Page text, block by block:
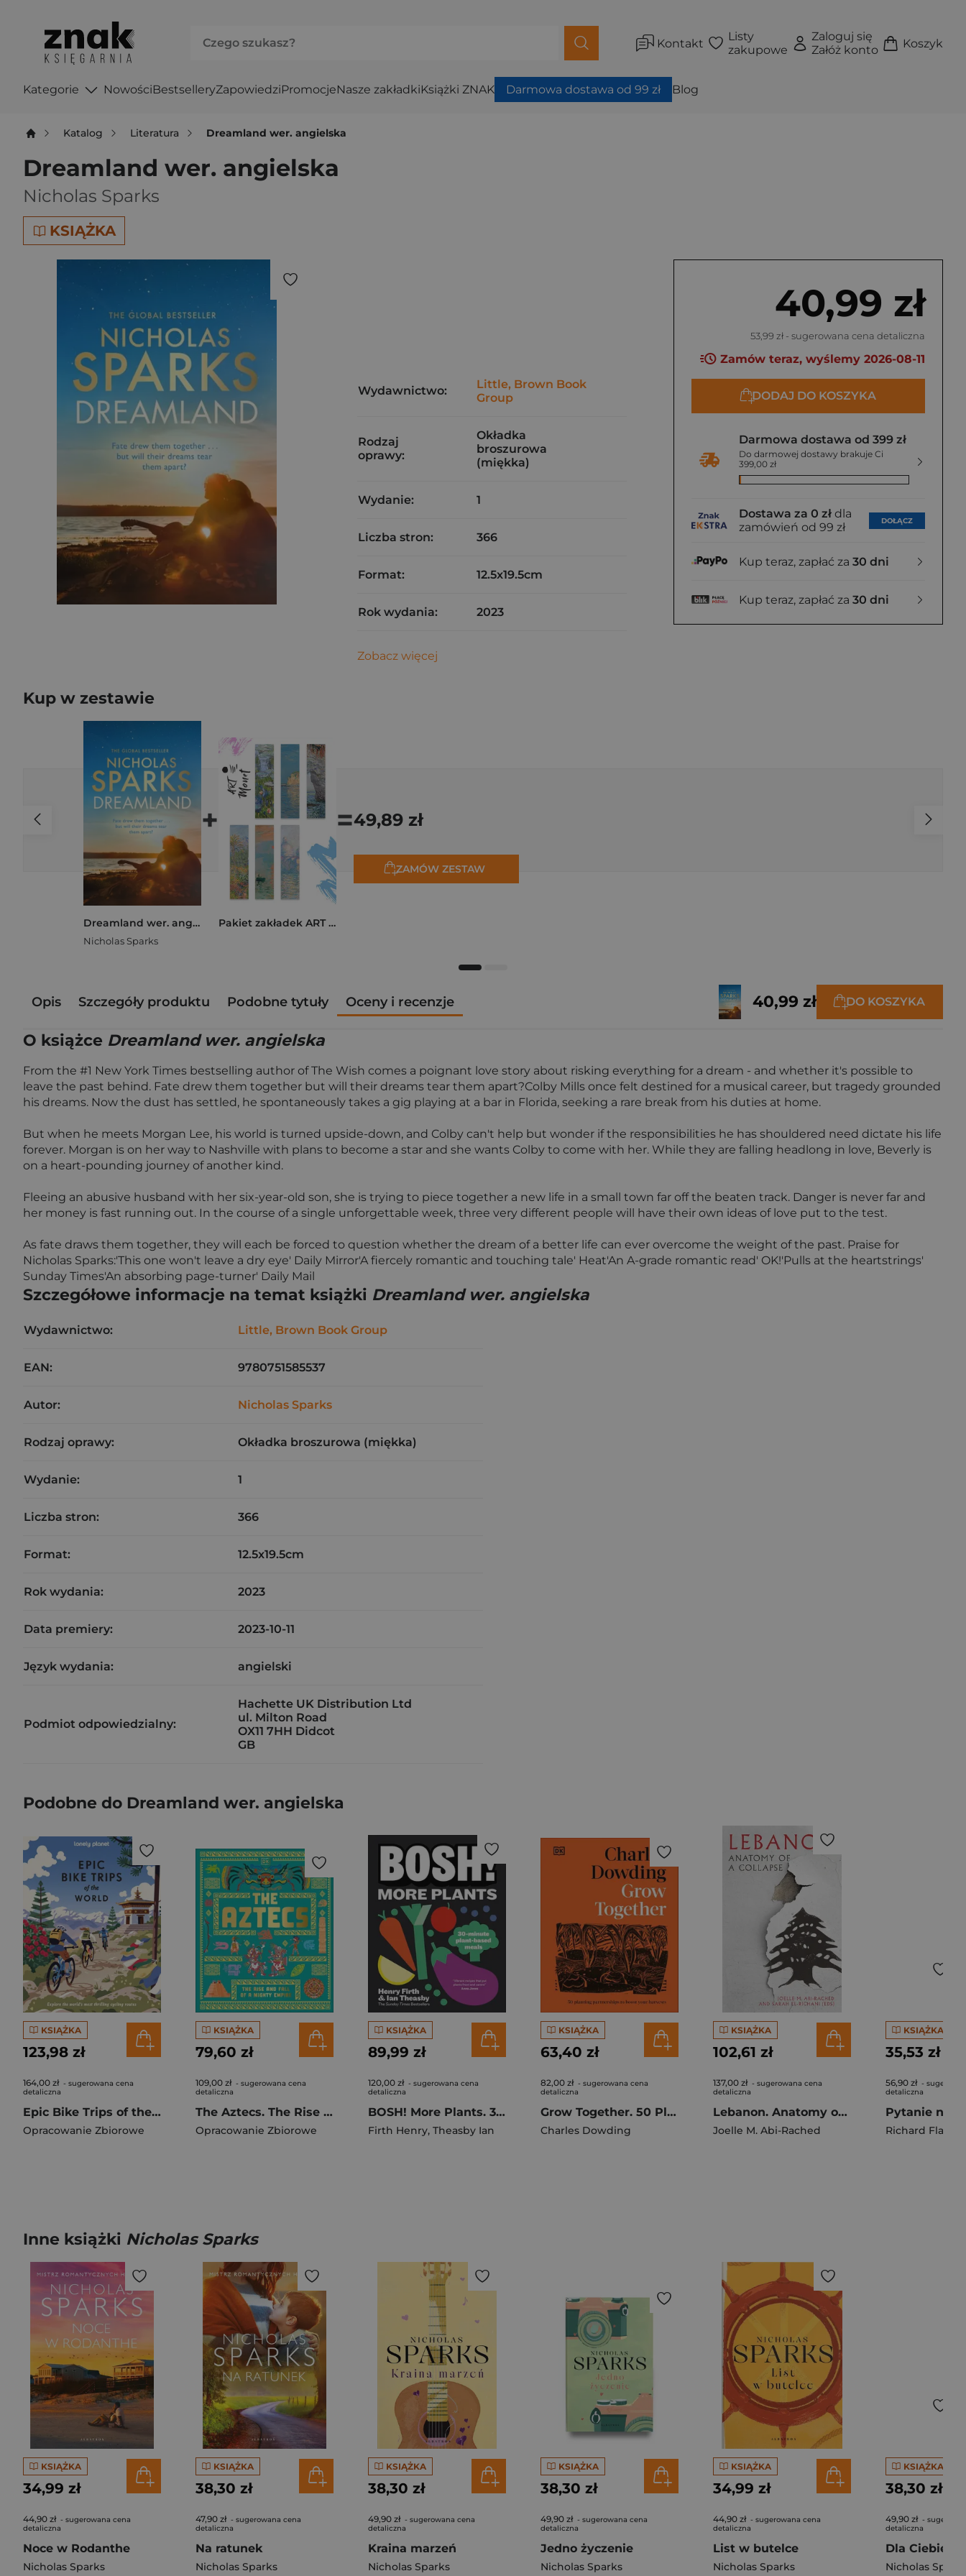
Kontakt
Listy
zakupowe
Zaloguj się
Załóż konto
Koszyk
Kategorie NowościBestselleryZapowiedziPromocjeNasze zakładkiKsiążki ZNAK Darmowa dostawa od 99 zł Blog
Katalog Literatura Dreamland wer. angielska
Dreamland wer. angielska
Nicholas Sparks
KSIĄŻKA
40,99 zł
53,99 zł - sugerowana cena detaliczna
Zamów teraz, wyślemy 2026-08-11
DODAJ DO KOSZYKA
Darmowa dostawa od 399 zł
Do darmowej dostawy brakuje Ci
399,00 zł
Dostawa za 0 zł dla
zamówień od 99 zł
DOŁĄCZ
Kup teraz, zapłać za 30 dni
Kup teraz, zapłać za 30 dni
Wydawnictwo:
Little, Brown Book
Group
Rodzaj
oprawy:
Okładka
broszurowa
(miękka)
Wydanie: 1
Liczba stron: 366
Format: 12.5x19.5cm
Rok wydania: 2023
Zobacz więcej
Kup w zestawie
Dreamland wer. angielska
Nicholas Sparks
+
Pakiet zakładek ART Monet
=49,89 zł
ZAMÓW ZESTAW
Opis Szczegóły produktu Podobne tytuły Oceny i recenzje 40,99 zł DO KOSZYKA
O książce Dreamland wer. angielska
From the #1 New York Times bestselling author of The Wish comes a poignant love story about risking everything for a dream - and whether it's possible to
leave the past behind. Fate drew them together but will their dreams tear them apart?Colby Mills once felt destined for a musical career, but tragedy grounded
his dreams. Now the dust has settled, he spontaneously takes a gig playing at a bar in Florida, seeking a rare break from his duties at home.
But when he meets Morgan Lee, his world is turned upside-down, and Colby can't help but wonder if the responsibilities he has shouldered need dictate his life
forever. Morgan is on her way to Nashville with plans to become a star and she wants Colby to come with her. While they are falling headlong in love, Beverly is
on a heart-pounding journey of another kind.
Fleeing an abusive husband with her six-year-old son, she is trying to piece together a new life in a small town far off the beaten track. Danger is never far and
her money is fast running out. In the course of a single unforgettable week, three very different people will have their own ideas of love put to the test.
As fate draws them together, they will each be forced to question whether the dream of a better life can ever overcome the weight of the past. Praise for
Nicholas Sparks:'This one won't leave a dry eye' Daily Mirror'A fiercely romantic and touching tale' Heat'An A-grade romantic read' OK!'Pulls at the heartstrings'
Sunday Times'An absorbing page-turner' Daily Mail
Szczegółowe informacje na temat książki Dreamland wer. angielska
Wydawnictwo: Little, Brown Book Group
EAN: 9780751585537
Autor: Nicholas Sparks
Rodzaj oprawy: Okładka broszurowa (miękka)
Wydanie: 1
Liczba stron: 366
Format: 12.5x19.5cm
Rok wydania: 2023
Data premiery: 2023-10-11
Język wydania: angielski
Podmiot odpowiedzialny:
Hachette UK Distribution Ltd
ul. Milton Road
OX11 7HH Didcot
GB
Podobne do Dreamland wer. angielska
KSIĄŻKA
123,98 zł
164,00 zł - sugerowana cena
detaliczna
Epic Bike Trips of the World. Lonely Planet
Opracowanie Zbiorowe
KSIĄŻKA
79,60 zł
109,00 zł - sugerowana cena
detaliczna
The Aztecs. The Rise and Fall of a Mighty Empire
Opracowanie Zbiorowe
KSIĄŻKA
89,99 zł
120,00 zł - sugerowana cena
detaliczna
BOSH! More Plants. 30-minute Plant-based Meals
Firth Henry, Theasby Ian
KSIĄŻKA
63,40 zł
82,00 zł - sugerowana cena
detaliczna
Grow Together. 50 Planting Partnerships to Boost Your Harvests
Charles Dowding
KSIĄŻKA
102,61 zł
137,00 zł - sugerowana cena
detaliczna
Lebanon. Anatomy of a Collapse
Joelle M. Abi-Rached
KSIĄŻKA
35,53 zł
56,90 zł -
detaliczna
Richard
Inne książki Nicholas Sparks
KSIĄŻKA
34,99 zł
44,90 zł - sugerowana cena
detaliczna
Noce w Rodanthe
Nicholas Sparks
KSIĄŻKA
38,30 zł
47,90 zł - sugerowana cena
detaliczna
Na ratunek
Nicholas Sparks
KSIĄŻKA
38,30 zł
49,90 zł - sugerowana cena
detaliczna
Kraina marzeń
Nicholas Sparks
KSIĄŻKA
38,30 zł
49,90 zł - sugerowana cena
detaliczna
Jedno życzenie
Nicholas Sparks
KSIĄŻKA
34,99 zł
44,90 zł - sugerowana cena
detaliczna
List w butelce
Nicholas Sparks
KSIĄŻKA
38,30 zł
49,90 zł -
detaliczna
Dla Ciebie
Nicholas